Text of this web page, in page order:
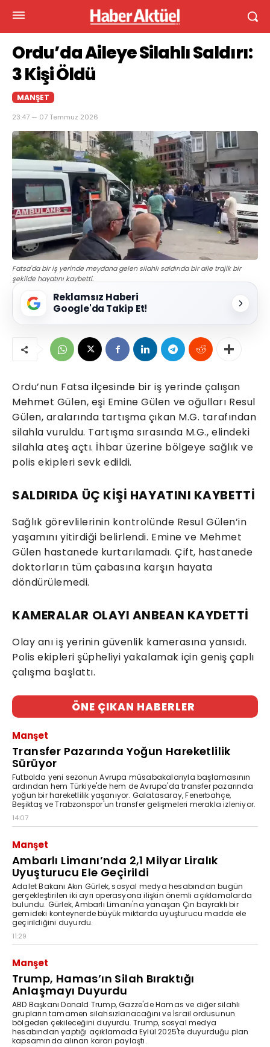
Ordu’da Aileye Silahlı Saldırı:
3 Kişi Öldü
MANŞET
23:47 — 07 Temmuz 2026
Fatsa'da bir iş yerinde meydana gelen silahlı saldırıda bir aile trajik bir
şekilde hayatını kaybetti.
Reklamsız Haberi
Google'da Takip Et!
Ordu’nun Fatsa ilçesinde bir iş yerinde çalışan
Mehmet Gülen, eşi Emine Gülen ve oğulları Resul
Gülen, aralarında tartışma çıkan M.G. tarafından
silahla vuruldu. Tartışma sırasında M.G., elindeki
silahla ateş açtı. İhbar üzerine bölgeye sağlık ve
polis ekipleri sevk edildi.
SALDIRIDA ÜÇ KİŞİ HAYATINI KAYBETTİ
Sağlık görevlilerinin kontrolünde Resul Gülen’in
yaşamını yitirdiği belirlendi. Emine ve Mehmet
Gülen hastanede kurtarılamadı. Çift, hastanede
doktorların tüm çabasına karşın hayata
döndürülemedi.
KAMERALAR OLAYI ANBEAN KAYDETTİ
Olay anı iş yerinin güvenlik kamerasına yansıdı.
Polis ekipleri şüpheliyi yakalamak için geniş çaplı
çalışma başlattı.
ÖNE ÇIKAN HABERLER
Manşet
Transfer Pazarında Yoğun Hareketlilik
Sürüyor
Futbolda yeni sezonun Avrupa müsabakalarıyla başlamasının
ardından hem Türkiye'de hem de Avrupa'da transfer pazarında
yoğun bir hareketlilik yaşanıyor. Galatasaray, Fenerbahçe,
Beşiktaş ve Trabzonspor'un transfer gelişmeleri merakla izleniyor.
14:07
Manşet
Ambarlı Limanı’nda 2,1 Milyar Liralık
Uyuşturucu Ele Geçirildi
Adalet Bakanı Akın Gürlek, sosyal medya hesabından bugün
gerçekleştirilen iki ayrı operasyona ilişkin önemli açıklamalarda
bulundu. Gürlek, Ambarlı Limanı'na yanaşan Çin bayraklı bir
gemideki konteynerde büyük miktarda uyuşturucu madde ele
geçirildiğini duyurdu.
11:29
Manşet
Trump, Hamas’ın Silah Bıraktığı
Anlaşmayı Duyurdu
ABD Başkanı Donald Trump, Gazze'de Hamas ve diğer silahlı
grupların tamamen silahsızlanacağını ve İsrail ordusunun
bölgeden çekileceğini duyurdu. Trump, sosyal medya
hesabından yaptığı açıklamada Eylül 2025'te duyurduğu plan
kapsamında alınan kararı paylaştı.